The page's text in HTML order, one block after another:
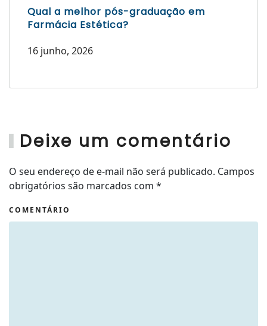
Qual a melhor pós-graduação em
Farmácia Estética?
16 junho, 2026
Deixe um comentário
O seu endereço de e-mail não será publicado. Campos
obrigatórios são marcados com *
COMENTÁRIO